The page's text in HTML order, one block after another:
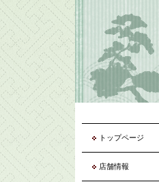
トップページ
店舗情報